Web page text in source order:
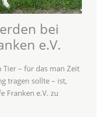
bei
e.V.
Tier – für das man Zeit
tragen sollte – ist,
Franken e.V. zu